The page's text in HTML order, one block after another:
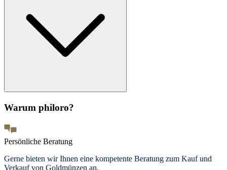
Warum philoro?
Persönliche Beratung
Gerne bieten wir Ihnen eine kompetente Beratung zum Kauf und
Verkauf von Goldmünzen an.